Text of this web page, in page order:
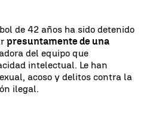
de 42 años ha sido detenido
presuntamente de una
del equipo que
intelectual. Le han
acoso y delitos contra la
ilegal.